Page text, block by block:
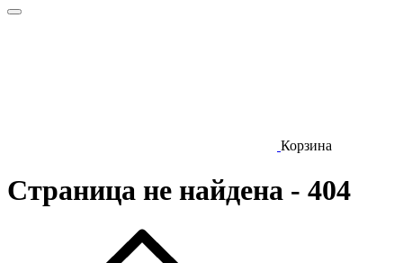
Корзина
Страница не найдена - 404